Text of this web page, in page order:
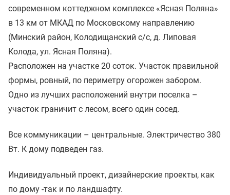
современном коттеджном комплексе «Ясная Поляна»
в 13 км от МКАД по Московскому направлению
(Минский район, Колодищанский с/с, д. Липовая
Колода, ул. Ясная Поляна).
Расположен на участке 20 соток. Участок правильной
формы, ровный, по периметру огорожен забором.
Одно из лучших расположений внутри поселка –
участок граничит с лесом, всего один сосед.
Все коммуникации – центральные. Электричество 380
Вт. К дому подведен газ.
Индивидуальный проект, дизайнерские проекты, как
по дому -так и по ландшафту.